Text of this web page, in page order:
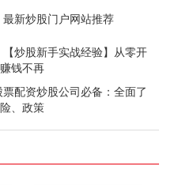
新炒股门户网站推荐
炒股新手实战经验】从零开
钱不再
配资炒股公司必备：全面了
、政策